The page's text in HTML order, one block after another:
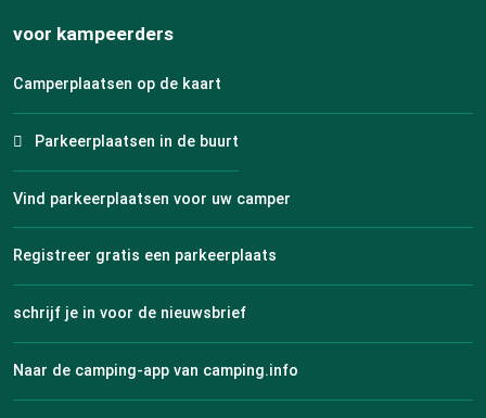
voor kampeerders
Camperplaatsen op de kaart
Parkeerplaatsen in de buurt
Vind parkeerplaatsen voor uw camper
Registreer gratis een parkeerplaats
schrijf je in voor de nieuwsbrief
Naar de camping-app van camping.info